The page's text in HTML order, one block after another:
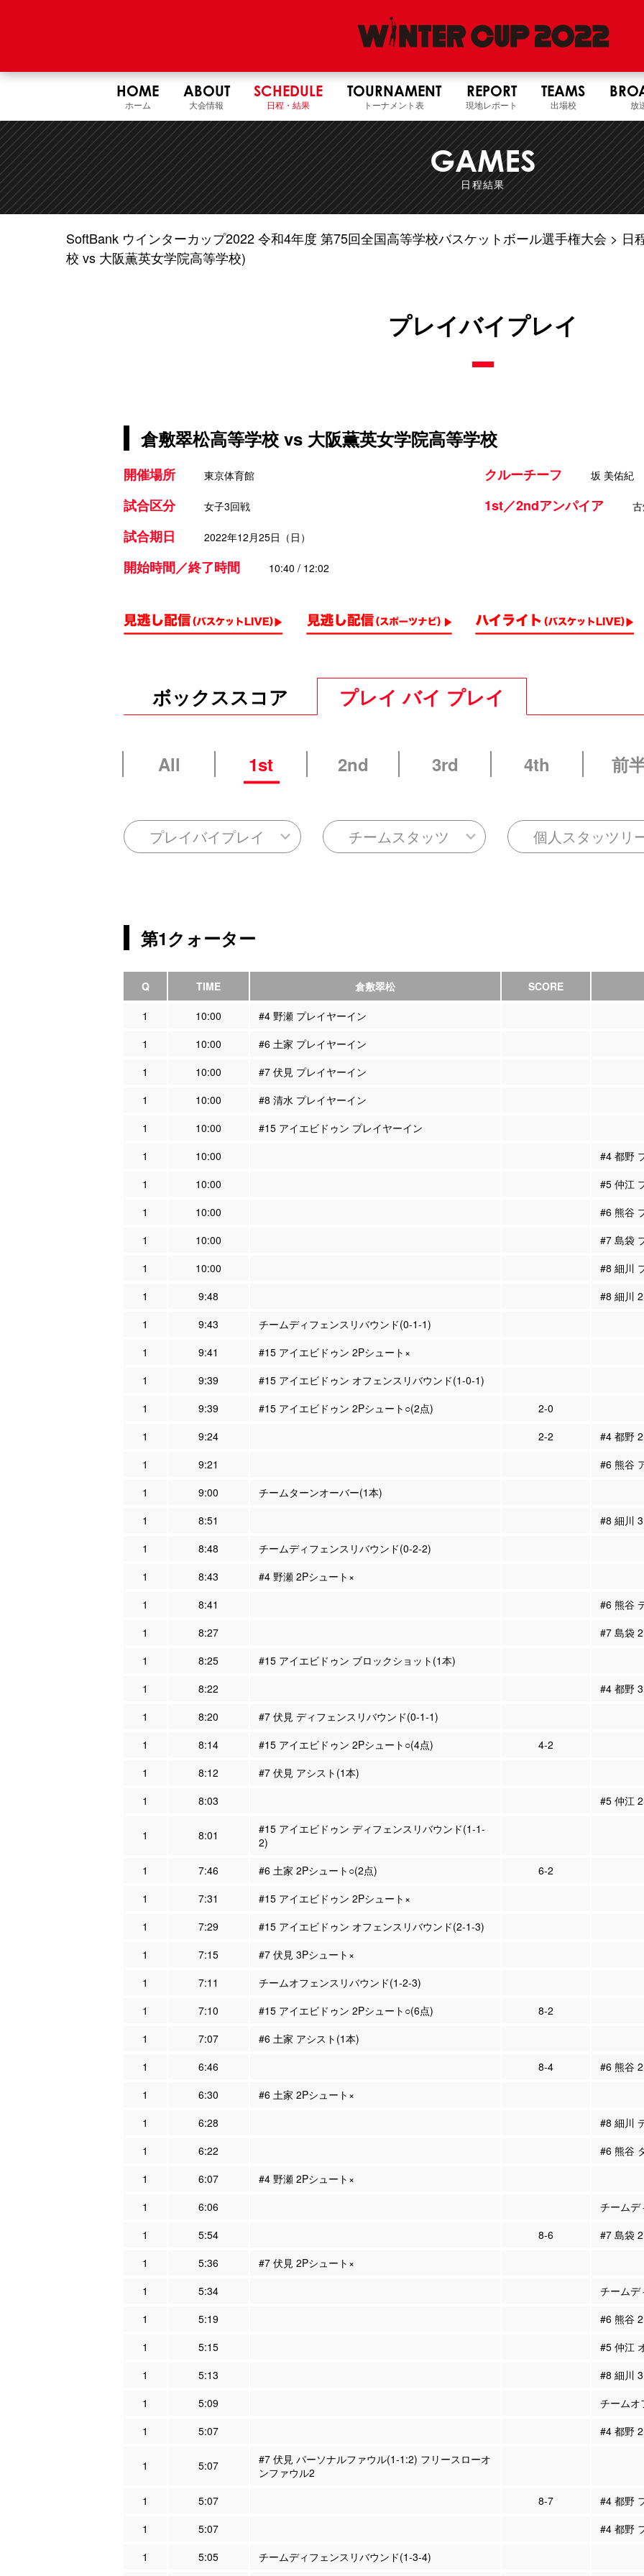
HOME
ホーム
ABOUT
大会情報
SCHEDULE
日程・結果
TOURNAMENT
トーナメント表
REPORT
現地レポート
TEAMS
出場校 放
GAMES
日程結果
SoftBank ウインターカップ2022 令和4年度 第75回全国高等学校バスケットボール選手権大会 日
校 vs 大阪薫英女学院高等学校)
プレイバイプレイ
倉敷翠松高等学校 vs 大阪薫英女学院高等学校
開催場所 東京体育館
試合区分 女子3回戦
試合期日 2022年12月25日（日）
開始時間／終了時間 10:40 / 12:02
クルーチーフ 坂 美佑紀
1st／2ndアンパイア
ボックススコア プレイ バイ プレイ
All 1st 2nd 3rd 4th 前
プレイバイプレイ チームスタッツ 個人スタッツリ
第1クォーター
Q TIME 倉敷翠松 SCORE
1 10:00
#4 野瀬 プレイヤーイン
1
10:00
#6 土家 プレイヤーイン
1
10:00
#7 伏見 プレイヤーイン
1
10:00
#8 清水 プレイヤーイン
1
10:00
#15 アイエビドゥン プレイヤーイン
1
10:00
#4 都野
1
10:00
#5 仲江
1
10:00
#6 熊谷
1
10:00
#7 島袋
1
10:00
#8 細川
1
9:48
#8 細川
1
9:43
チームディフェンスリバウンド(0-1-1)
1
9:41
#15 アイエビドゥン 2Pシュート×
1
9:39
#15 アイエビドゥン オフェンスリバウンド(1-0-1)
1
9:39 #15 アイエビドゥン 2Pシュート○(2点)
2-0
1
9:24 2-2
#4 都野
1
9:21
#6 熊谷
1
9:00
チームターンオーバー(1本)
1
8:51
#8 細川
1
8:48
チームディフェンスリバウンド(0-2-2)
1
8:43
#4 野瀬 2Pシュート×
1
8:41
#6 熊谷
1
8:27
#7 島袋
1
8:25
#15 アイエビドゥン ブロックショット(1本)
1
8:22
#4 都野
1
8:20
#7 伏見 ディフェンスリバウンド(0-1-1)
1
8:14 #15 アイエビドゥン 2Pシュート○(4点)
4-2
1
8:12
#7 伏見 アシスト(1本)
1
8:03 #5 仲江
1 8:01
#15 アイエビドゥン ディフェンスリバウンド(1-1-
2)
1
7:46 #6 土家 2Pシュート○(2点)
6-2
1
7:31
#15 アイエビドゥン 2Pシュート×
1
7:29
#15 アイエビドゥン オフェンスリバウンド(2-1-3)
1
7:15
#7 伏見 3Pシュート×
1
7:11
チームオフェンスリバウンド(1-2-3)
1
7:10 #15 アイエビドゥン 2Pシュート○(6点)
8-2
1
7:07
#6 土家 アシスト(1本)
1
6:46 8-4
#6 熊谷
1
6:30
#6 土家 2Pシュート×
1
6:28
#8 細川
1
6:22
#6 熊谷
1
6:07
#4 野瀬 2Pシュート×
1
6:06
チームデ
1
5:54 8-6
#7 島袋
1
5:36
#7 伏見 2Pシュート×
1
5:34
チームデ
1
5:19
#6 熊谷
1
5:15
#5 仲江
1
5:13
#8 細川
1
5:09
チームオ
1
5:07 #4 都野
1 5:07
#7 伏見 パーソナルファウル(1-1:2) フリースローオ
ンファウル2
1
5:07 8-7
#4 都野
1
5:07
#4 都野
1
5:05 チームディフェンスリバウンド(1-3-4)